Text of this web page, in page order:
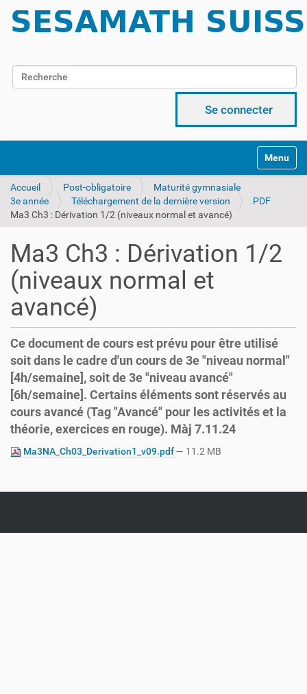
Chercher par
Se connecter
Activer/
Accueil Post-obligatoire
Maturité gymnasiale
3e année
Téléchargement de la dernière version
PDF
Ma3 Ch3 : Dérivation 1/2 (niveaux normal et avancé)
Ma3 Ch3 : Dérivation 1/2
(niveaux normal et
avancé)
Ce document de cours est prévu pour être utilisé
soit dans le cadre d'un cours de 3e "niveau normal"
[4h/semaine], soit de 3e "niveau avancé"
[6h/semaine]. Certains éléments sont réservés au
cours avancé (Tag "Avancé" pour les activités et la
théorie, exercices en rouge). Màj 7.11.24
Ma3NA_Ch03_Derivation1_v09.pdf— 11.2 MB